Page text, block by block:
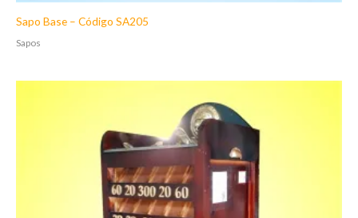
Sapo Base – Código SA205
Sapos